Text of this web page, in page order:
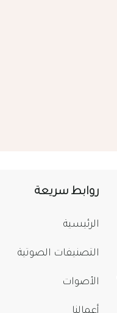
روابط سريعة
الرئيسية
التصنيفات الصوتية
الأصوات